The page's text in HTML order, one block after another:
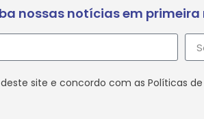
nossas notícias em primeira
site e concordo com as Políticas de